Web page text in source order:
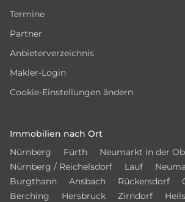
Termine
Partner
Anbieterverzeichnis
Makler-Login
Cookie-Einstellungen ändern
Immobilien nach Ort
Nürnberg
Fürth
Neumarkt in der
Nürnberg / Reichelsdorf
Lauf
Burgthann
Ansbach Rückersdorf
Berching
Hersbruck Zirndorf